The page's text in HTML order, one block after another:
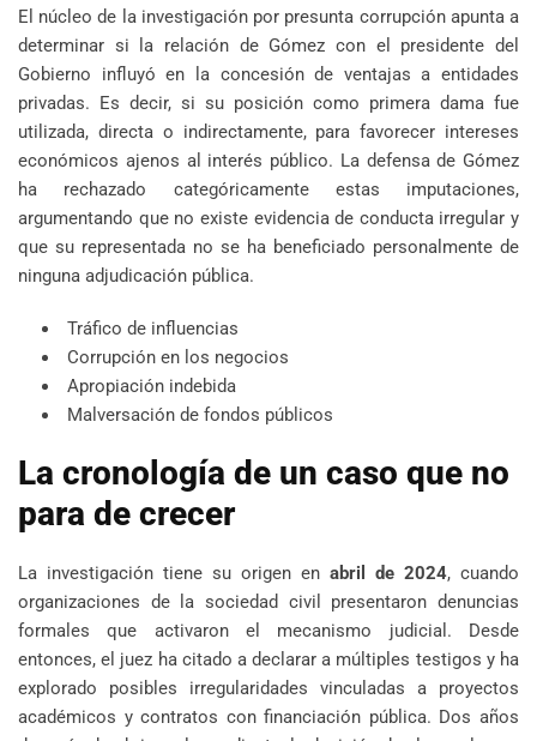
El núcleo de la investigación por presunta corrupción apunta a
determinar si la relación de Gómez con el presidente del
Gobierno influyó en la concesión de ventajas a entidades
privadas. Es decir, si su posición como primera dama fue
utilizada, directa o indirectamente, para favorecer intereses
económicos ajenos al interés público. La defensa de Gómez
ha rechazado categóricamente estas imputaciones,
argumentando que no existe evidencia de conducta irregular y
que su representada no se ha beneficiado personalmente de
ninguna adjudicación pública.
Tráfico de influencias
Corrupción en los negocios
Apropiación indebida
Malversación de fondos públicos
La cronología de un caso que no
para de crecer
La investigación tiene su origen en abril de 2024, cuando
organizaciones de la sociedad civil presentaron denuncias
formales que activaron el mecanismo judicial. Desde
entonces, el juez ha citado a declarar a múltiples testigos y ha
explorado posibles irregularidades vinculadas a proyectos
académicos y contratos con financiación pública. Dos años